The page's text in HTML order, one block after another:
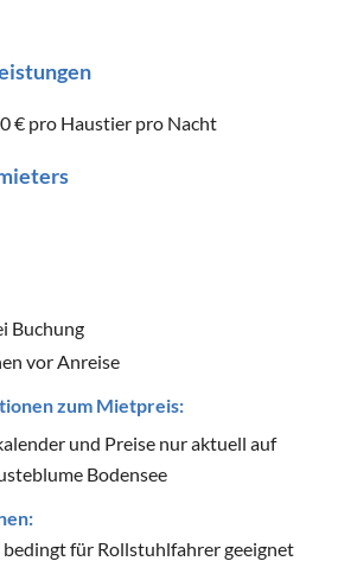
€ pro Haustier pro Nacht
Buchung
vor Anreise
zum Mietpreis:
und Preise nur aktuell auf
Bodensee
für Rollstuhlfahrer geeignet